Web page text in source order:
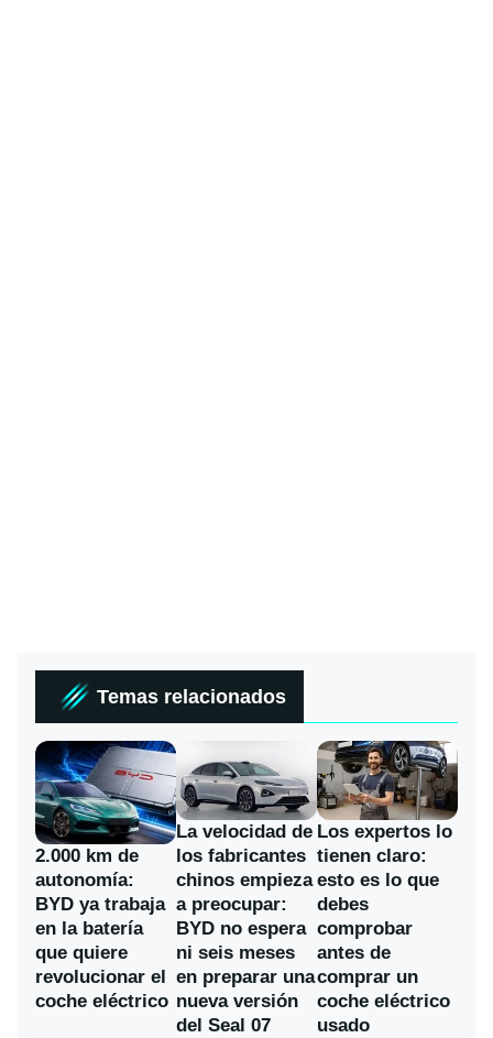
Temas relacionados
2.000 km de
autonomía:
BYD ya trabaja
en la batería
que quiere
revolucionar el
coche eléctrico
La velocidad de
los fabricantes
chinos empieza
a preocupar:
BYD no espera
ni seis meses
en preparar una
nueva versión
del Seal 07
Los expertos lo
tienen claro:
esto es lo que
debes
comprobar
antes de
comprar un
coche eléctrico
usado